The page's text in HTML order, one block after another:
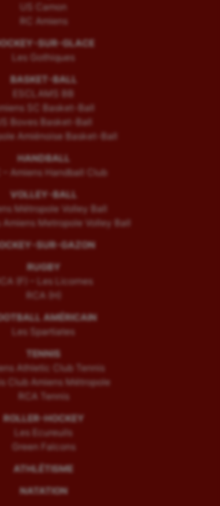
US Camon
RC Amiens
SUR-GLACE
Les Gothiques
BASKET-BALL
ESCLAMS BB
SC Basket-Ball
US Boves Basket-Ball
Amiénoise Basket-Ball
HANDBALL
– Amiens Handball Club
VOLLEY-BALL
Métropole Volley Ball
Amiens Metropole Volley Ball
SUR-GAZON
RUGBY
(F) – Les Licornes
RCA (H)
AMÉRICAIN
Les Spartiates
TENNIS
Athletic Club Tennis
Club Amiens Métropole
RCA Tennis
ROLLER-HOCKEY
Les Ecureuils
Green Falcons
ATHLÉTISME
NATATION